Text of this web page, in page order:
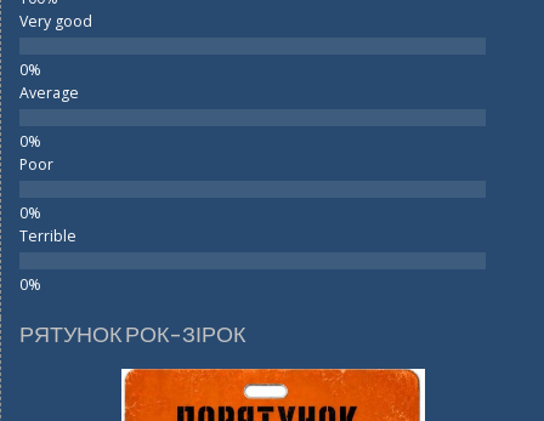
Very good
Average
Poor
Terrible
РЯТУНОК РОК-ЗІРОК